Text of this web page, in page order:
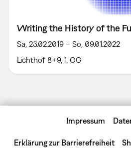
Writing the History of the
Sa, 23.02.2019 – So, 09.01.2022
Lichthof 8+9, 1. OG
Impressum
Erklärung zur Barrierefreiheit